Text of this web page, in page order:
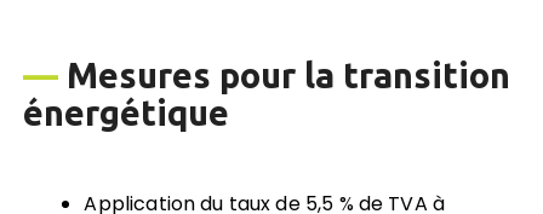
— Mesures pour la transition
énergétique
Application du taux de 5,5 % de TVA à